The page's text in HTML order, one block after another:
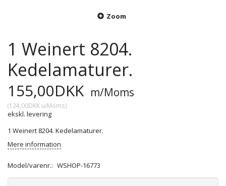
Zoom
1 Weinert 8204.
Kedelamaturer.
155,00DKK m/Moms
(124,00DKK u/Moms)
ekskl. levering
1 Weinert 8204. Kedelamaturer.
Mere information
Model/varenr.: WSHOP-16773